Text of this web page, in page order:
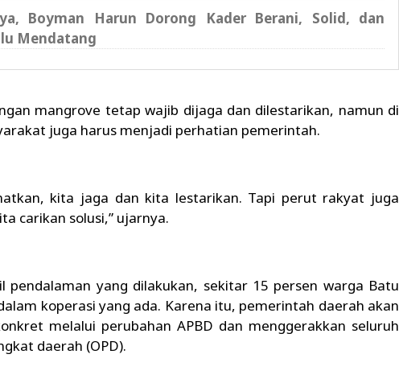
Boyman Harun Dorong Kader Berani, Solid, dan
Mendatang
mangrove tetap wajib dijaga dan dilestarikan, namun di
juga harus menjadi perhatian pemerintah.
kita jaga dan kita lestarikan. Tapi perut rakyat juga
carikan solusi,” ujarnya.
pendalaman yang dilakukan, sekitar 15 persen warga Batu
koperasi yang ada. Karena itu, pemerintah daerah akan
melalui perubahan APBD dan menggerakkan seluruh
daerah (OPD).